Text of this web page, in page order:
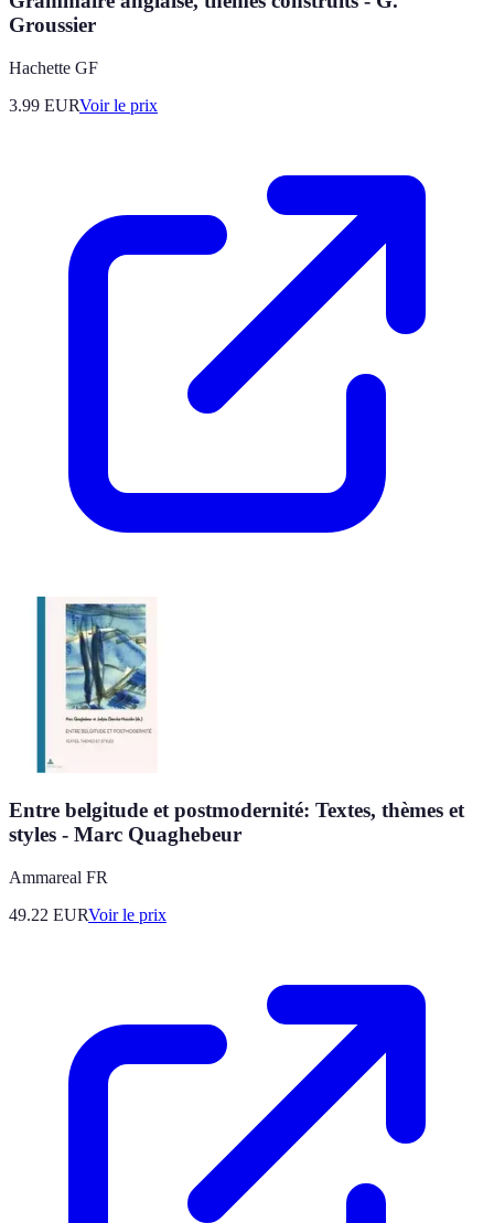
Groussier
Hachette GF
3.99 EURVoir le prix
Entre belgitude et postmodernité: Textes, thèmes et
styles - Marc Quaghebeur
Ammareal FR
49.22 EURVoir le prix